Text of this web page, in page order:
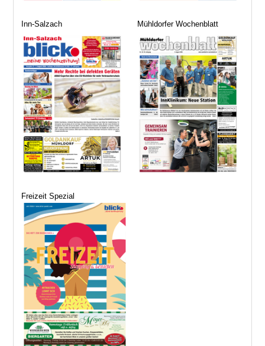
Inn-Salzach Mühldorfer Wochenblatt
Freizeit Spezial